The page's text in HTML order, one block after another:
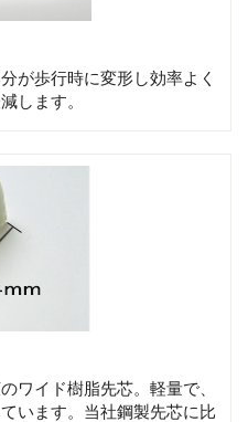
が歩行時に変形し効率よく
します。
ワイド樹脂先芯。軽量で、
います。当社鋼製先芯に比